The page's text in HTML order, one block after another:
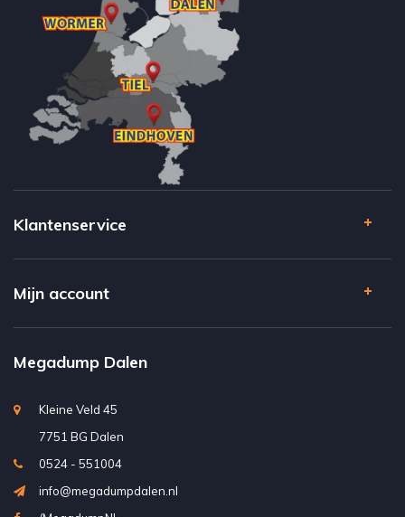
Klantenservice
Mijn account
Megadump Dalen
Kleine Veld 45
7751 BG Dalen
0524 - 551004
info@megadumpdalen.nl